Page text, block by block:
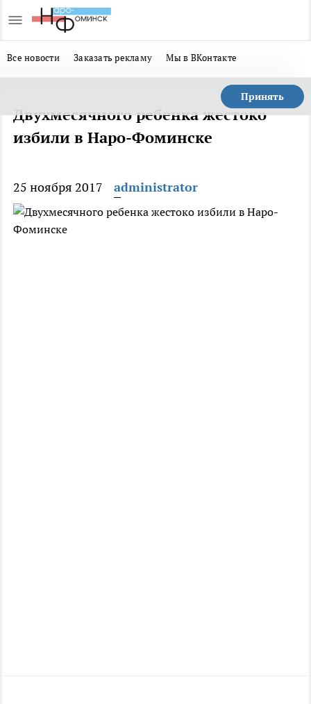
Все новости Заказать рекламу Мы в ВКонтакте
Принять
Двухмесячного ребенка жестоко
избили в Наро-Фоминске
25 ноября 2017 administrator